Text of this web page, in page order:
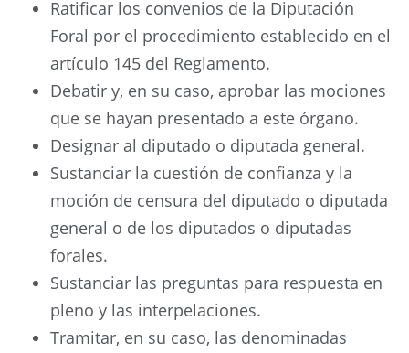
Ratificar los convenios de la Diputación
Foral por el procedimiento establecido en el
artículo 145 del Reglamento.
Debatir y, en su caso, aprobar las mociones
que se hayan presentado a este órgano.
Designar al diputado o diputada general.
Sustanciar la cuestión de confianza y la
moción de censura del diputado o diputada
general o de los diputados o diputadas
forales.
Sustanciar las preguntas para respuesta en
pleno y las interpelaciones.
Tramitar, en su caso, las denominadas